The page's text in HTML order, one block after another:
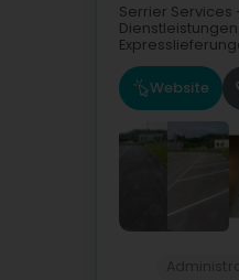
Serrier Services
Website